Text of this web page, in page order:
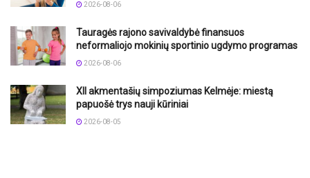
2026-08-06
Tauragės rajono savivaldybė finansuos
neformaliojo mokinių sportinio ugdymo programas
2026-08-06
XII akmentašių simpoziumas Kelmėje: miestą
papuošė trys nauji kūriniai
2026-08-05